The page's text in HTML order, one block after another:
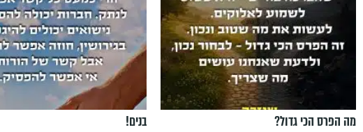
מה הפרס הכי גדול? בנים!